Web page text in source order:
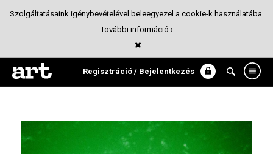
Regisztráció / Bejelentkezés
Skins
Ékszer
Szolgáltatásaink igénybevételével beleegyezel a cookie-k használatába.
További információ ›